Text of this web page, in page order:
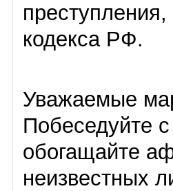
преступления,
кодекса РФ.
Уважаемые
Побеседуйте
обогащайте
неизвестных